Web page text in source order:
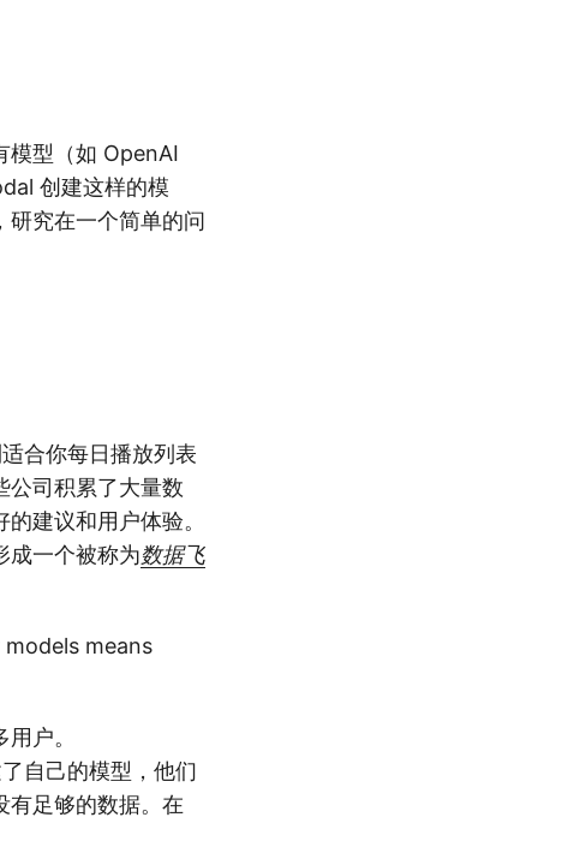
模型（如 OpenAI
创建这样的模
研究在一个简单的问
合你每日播放列表
公司积累了大量数
建议和用户体验。
成一个被称为数据飞
户。
自己的模型，他们
有足够的数据。在